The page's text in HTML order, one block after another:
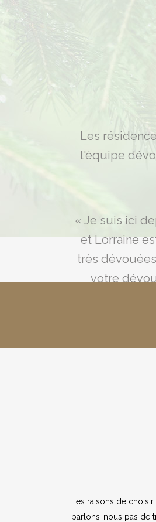
Les
l'équipe
« Je suis ici
et Lorraine
très
votre
« Dire merci
Les raisons de
parlons-nous pas de